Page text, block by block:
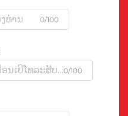
0/100
0/100